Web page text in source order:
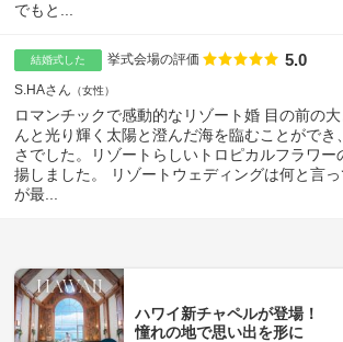
でもと...
結婚式した 挙式会場の評価 点数
5.0
S.HAさん 女性
ロマンチックで感動的なリゾート婚 目の前の
んと光り輝く太陽と澄んだ海を臨むことができ
さでした。リゾートらしいトロピカルフラワー
揚しました。 リゾートウェディングは何と言
が最...
ハワイ新チャペルが登場！
憧れの地で思い出を形に